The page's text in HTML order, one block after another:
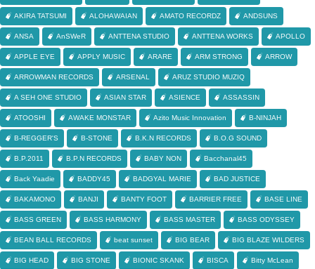
AKIRA TATSUMI ALOHAWAIAN AMATO RECORDZ ANDSUNS
ANSA AnSWeR ANTTENA STUDIO ANTTENA WORKS APOLLO
APPLE EYE APPLY MUSIC ARARE ARM STRONG ARROW
ARROWMAN RECORDS ARSENAL ARUZ STUDIO MUZIQ
A SEH ONE STUDIO ASIAN STAR ASIENCE ASSASSIN
ATOOSHI AWAKE MONSTAR Azito Music Innovation B-NINJAH
B-REGGER'S B-STONE B.K.N RECORDS B.O.G SOUND
B.P.2011 B.P.N RECORDS BABY NON Bacchanal45
Back Yaadie BADDY45 BADGYAL MARIE BAD JUSTICE
BAKAMONO BANJI BANTY FOOT BARRIER FREE BASE LINE
BASS GREEN BASS HARMONY BASS MASTER BASS ODYSSEY
BEAN BALL RECORDS beat sunset BIG BEAR BIG BLAZE WILDERS
BIG HEAD BIG STONE BIONIC SKANK BISCA Bitty McLean